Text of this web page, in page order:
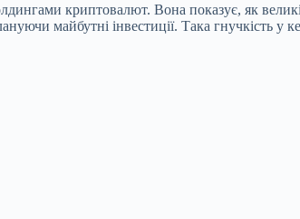
криптовалют. Вона показує, як
майбутні інвестиції. Така гнучкість у